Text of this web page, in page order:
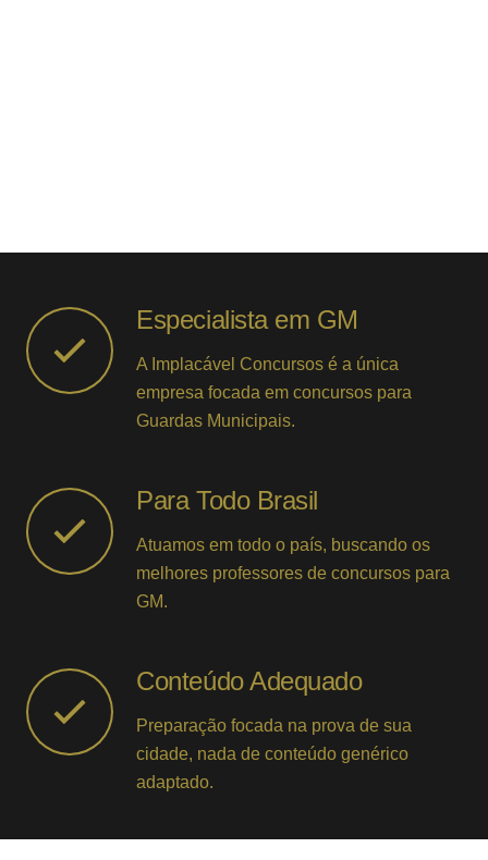
Especialista em GM
A Implacável Concursos é a única
empresa focada em concursos para
Guardas Municipais.
Para Todo Brasil
Atuamos em todo o país, buscando os
melhores professores de concursos para
GM.
Conteúdo Adequado
Preparação focada na prova de sua
cidade, nada de conteúdo genérico
adaptado.